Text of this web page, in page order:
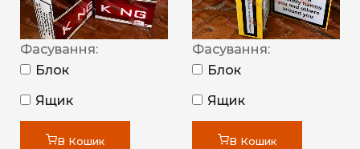
Фасування:
Блок
Ящик
В Кошик
Фасування:
Блок
Ящик
В Кошик